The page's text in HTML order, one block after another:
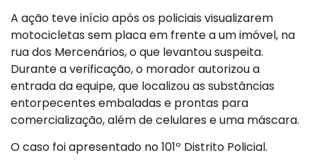
A ação teve início após os policiais visualizarem
motocicletas sem placa em frente a um imóvel, na
rua dos Mercenários, o que levantou suspeita.
Durante a verificação, o morador autorizou a
entrada da equipe, que localizou as substâncias
entorpecentes embaladas e prontas para
comercialização, além de celulares e uma máscara.
O caso foi apresentado no 101º Distrito Policial.